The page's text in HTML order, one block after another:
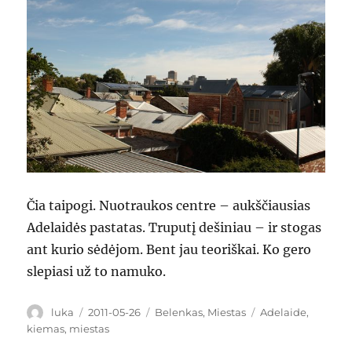
Čia taipogi. Nuotraukos centre – aukščiausias
Adelaidės pastatas. Truputį dešiniau – ir stogas
ant kurio sėdėjom. Bent jau teoriškai. Ko gero
slepiasi už to namuko.
Author
luka
Posted
on
2011-05-26 Categories
Belenkas, Miestas Tags
Adelaide,
kiemas, miestas